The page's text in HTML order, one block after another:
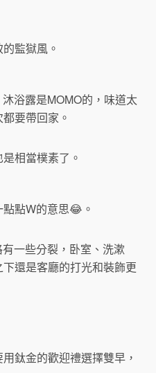
監獄風。
浴露是MOMO的，味道太
要帶回家。
相當樸素了。
點W的意思😂。
一些分裂，卧室、洗漱
還是客廳的打光和裝飾更
鈦金的歡迎禮選擇雙早，